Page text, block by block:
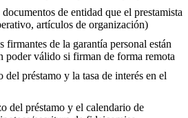
de entidad que el prestamista
artículos de organización)
firmantes de la garantía personal están
poder válido si firman de forma remota
préstamo y la tasa de interés en el
del préstamo y el calendario de